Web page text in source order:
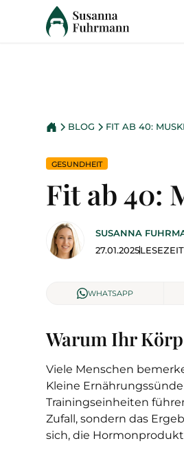
BLOG FIT AB 40:
GESUNDHEIT
Fit ab 40:
SUSANNA
27.01.2025
WHATSAPP
Warum Ihr
Viele Menschen
Kleine
Trainingseinheiten
Zufall, sondern das
sich, die